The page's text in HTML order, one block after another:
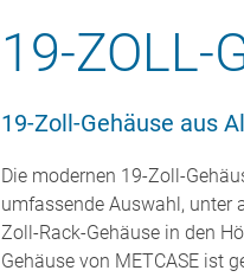
19-ZOLL-
19-Zoll-Gehäuse aus
Die modernen 19-Zoll-
umfassende Auswahl, unter
Zoll-Rack-Gehäuse in den
Gehäuse von METCASE ist